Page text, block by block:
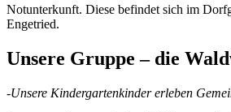
Notunterkunft. Diese befindet sich im
Engetried.
Unsere Gruppe – die
-Unsere Kindergartenkinder erleben